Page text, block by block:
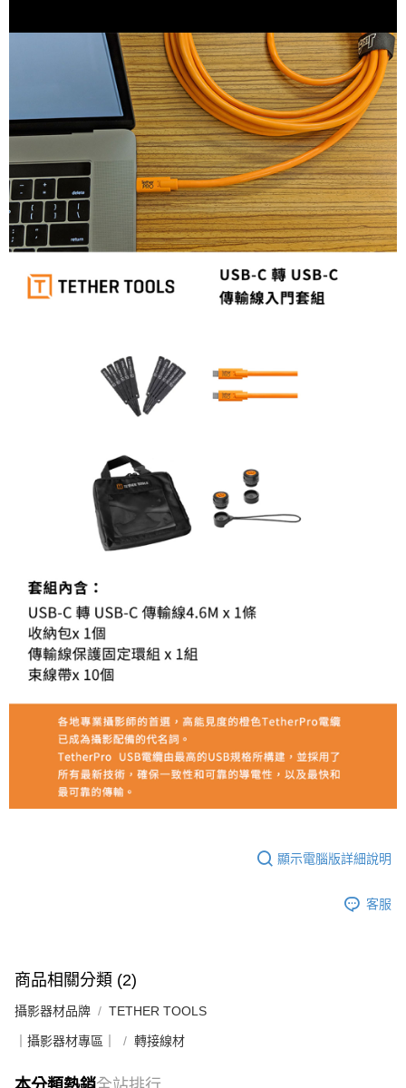
顯示電腦版詳細說明
客服
商品相關分類 (2)
攝影器材品牌 TETHER TOOLS
｜攝影器材專區｜ 轉接線材